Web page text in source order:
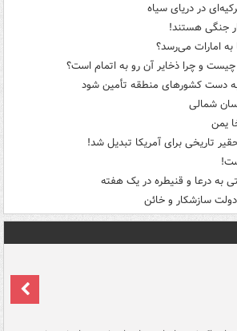
در دریای سیاه
جنگی هستند!
به امارات می‌رسد؟
و چرا ذخایر آن رو به اتمام است؟
دست کشورهای منطقه تأمین شود
شمالی
یمن
تاریخی برای آمریکا تبدیل شد!
سازشکار و خائن